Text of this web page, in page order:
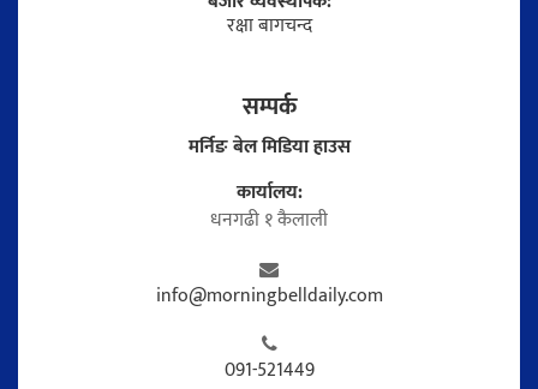
रक्षा बागचन्द
सम्पर्क
मर्निङ बेल मिडिया हाउस
कार्यालय:
धनगढी १ कैलाली
info@morningbelldaily.com
091-521449